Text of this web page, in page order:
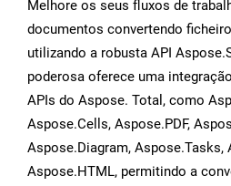
Melhore os seus fluxos de
documentos convertendo
utilizando a robusta API
poderosa oferece uma
APIs do Aspose. Total, como
Aspose.Cells, Aspose.PDF,
Aspose.Diagram, Aspose.Tasks,
Aspose.HTML, permitindo a